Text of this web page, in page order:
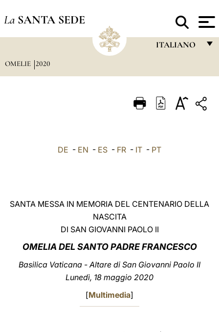
La SANTA SEDE
ITALIANO
ITALIANO
LATINE
OMELIE 2020
DE - EN - ES - FR - IT - PT
SANTA MESSA IN MEMORIA DEL CENTENARIO DELLA
NASCITA
DI SAN GIOVANNI PAOLO II
OMELIA DEL SANTO PADRE FRANCESCO
Basilica Vaticana - Altare di San Giovanni Paolo II
Lunedì, 18 maggio 2020
[Multimedia]